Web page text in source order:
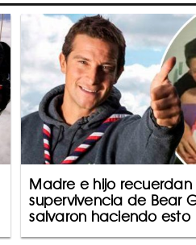
Madre e hijo
supervivencia de Bear
salvaron haciendo esto